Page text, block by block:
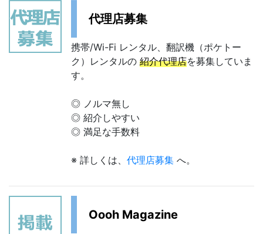
代理店募集
携帯/Wi-Fi レンタル、翻訳機（ポケトー
ク）レンタルの 紹介代理店を募集していま
す。
◎ ノルマ無し
◎ 紹介しやすい
◎ 満足な手数料
※ 詳しくは、 代理店募集 へ。
Oooh Magazine